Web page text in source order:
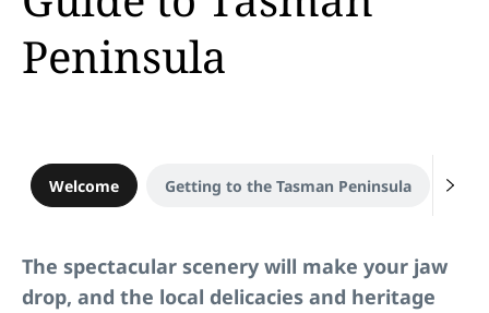
Peninsula
Welcome Getting to the Tasman Peninsula
The spectacular scenery will make your jaw
drop, and the local delicacies and heritage